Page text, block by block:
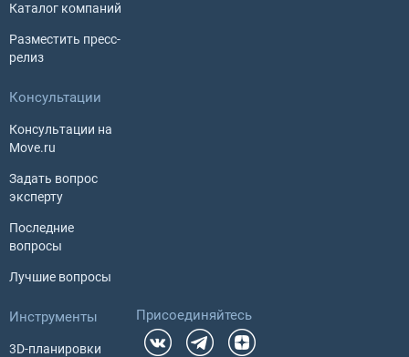
Каталог компаний
Разместить пресс-
релиз
Консультации
Консультации на
Move.ru
Задать вопрос
эксперту
Последние
вопросы
Лучшие вопросы
Инструменты
3D-планировки
Присоединяйтесь